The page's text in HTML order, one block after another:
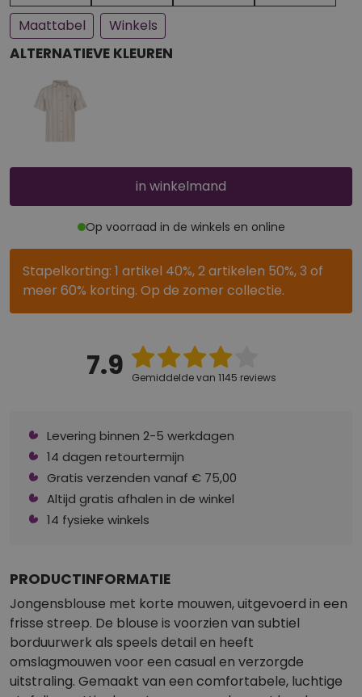
Maattabel
Winkels
ALTERNATIEVE KLEUREN
in winkelmand
Op voorraad in de winkels en online
Stapelkorting: 1 artikel 40%, 2 artikelen 50%, 3 of
meer 60% korting. Op de zomer collectie.
7.9 Gemiddelde van 1145 reviews
Levering binnen 2-5 werkdagen
14 dagen retourtermijn
Gratis verzenden vanaf € 75,00
Altijd gratis afhalen in de winkel
14 fysieke winkels
PRODUCTINFORMATIE
Jongensblouse met korte mouwen, uitgevoerd in een
frisse streep. De blouse is voorzien van subtiel
borduurwerk als speels detail en heeft
omslagmouwen voor een casual en verzorgde
uitstraling. Gemaakt van een comfortabele, luchtige